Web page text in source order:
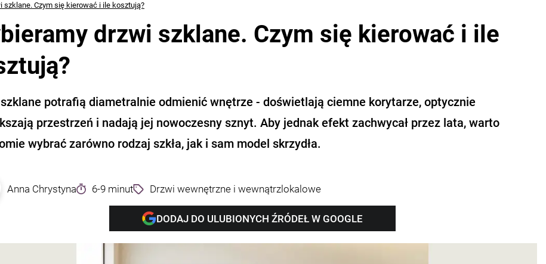
szklane. Czym się kierować i ile kosztują?
drzwi szklane. Czym się kierować i ile
potrafią diametralnie odmienić wnętrze - doświetlają ciemne korytarze, optycznie
przestrzeń i nadają jej nowoczesny sznyt. Aby jednak efekt zachwycał przez lata, warto
wybrać zarówno rodzaj szkła, jak i sam model skrzydła.
Anna Chrystyna 6-9 minut Drzwi wewnętrzne i wewnątrzlokalowe
DODAJ DO ULUBIONYCH ŹRÓDEŁ W GOOGLE